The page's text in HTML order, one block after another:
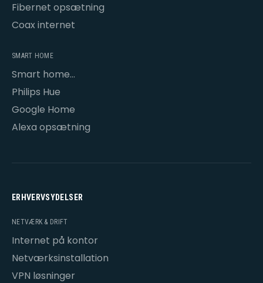
Fibernet opsætning
Coax internet
SMART HOME
Smart home
opsætning
Philips Hue
Google Home
Alexa opsætning
ERHVERVSYDELSER
NETVÆRK & DRIFT
Internet på kontor
Netværksinstallation
VPN løsninger